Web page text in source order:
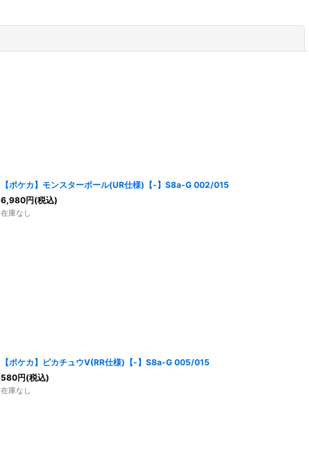
【ポケカ】モンスターボール(UR仕様)【-】S8a-G 002/015
6,980円(税込)
在庫なし
【ポケカ】ピカチュウV(RR仕様)【-】S8a-G 005/015
580円(税込)
在庫なし